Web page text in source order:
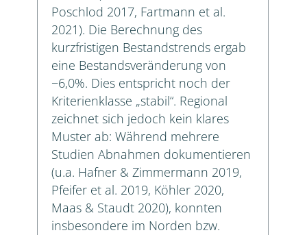
Poschlod 2017, Fartmann et al.
2021). Die Berechnung des
kurzfristigen Bestandstrends ergab
eine Bestandsveränderung von
−6,0%. Dies entspricht noch der
Kriterienklasse „stabil“. Regional
zeichnet sich jedoch kein klares
Muster ab: Während mehrere
Studien Abnahmen dokumentieren
(u.a. Hafner & Zimmermann 2019,
Pfeifer et al. 2019, Köhler 2020,
Maas & Staudt 2020), konnten
insbesondere im Norden bzw.